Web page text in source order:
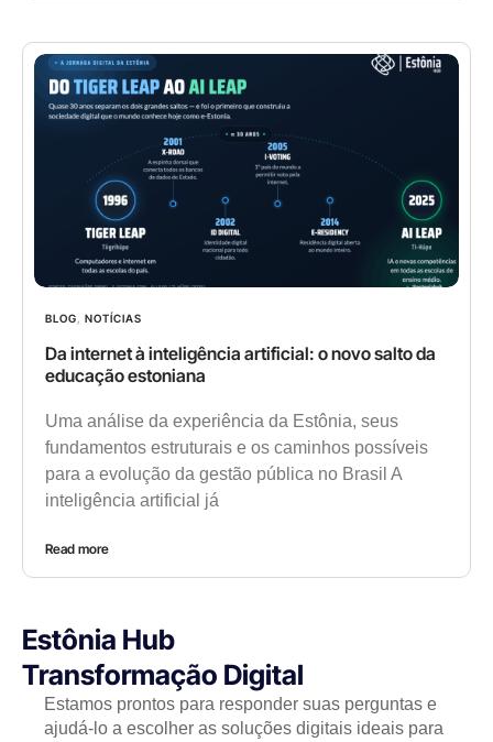
BLOG NOTÍCIAS
Da internet à inteligência artificial: o novo salto da
educação estoniana
Uma análise da experiência da Estônia, seus
fundamentos estruturais e os caminhos possíveis
para a evolução da gestão pública no Brasil A
inteligência artificial já
Read more
Estônia Hub
Transformação Digital
Estamos prontos para responder suas perguntas e
ajudá-lo a escolher as soluções digitais ideais para